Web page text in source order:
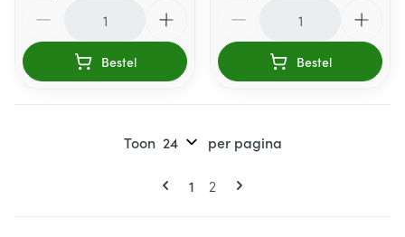
Bestel Bestel
Pagina's
U lees momenteel pagina
1 Pagina
2
Toon per pagina